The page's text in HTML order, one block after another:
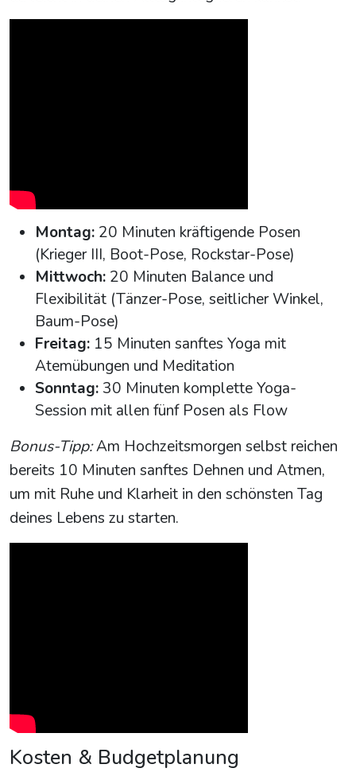
Montag: 20 Minuten kräftigende Posen
(Krieger III, Boot-Pose, Rockstar-Pose)
Mittwoch: 20 Minuten Balance und
Flexibilität (Tänzer-Pose, seitlicher Winkel,
Baum-Pose)
Freitag: 15 Minuten sanftes Yoga mit
Atemübungen und Meditation
Sonntag: 30 Minuten komplette Yoga-
Session mit allen fünf Posen als Flow
Bonus-Tipp:Am Hochzeitsmorgen selbst reichen
bereits 10 Minuten sanftes Dehnen und Atmen,
um mit Ruhe und Klarheit in den schönsten Tag
deines Lebens zu starten.
Kosten & Budgetplanung